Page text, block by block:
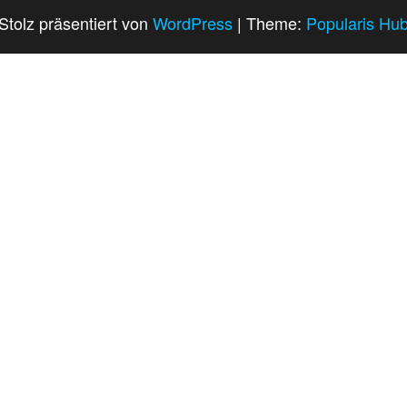
präsentiert von WordPress | Theme: Popularis